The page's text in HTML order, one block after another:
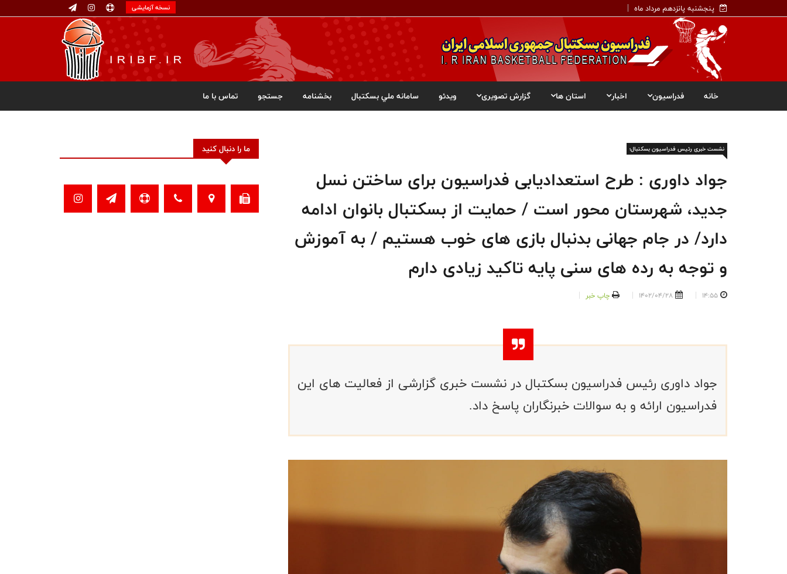
پنجشنبه پانزدهم مرداد ماه نسخه آزمایشی
خانه فدراسیون اخبار استان ها گزارش تصویری ویدئو سامانه ملي بسکتبال بخشنامه جستجو تماس با ما
نشست خبری رئیس فدراسیون بسکتبال؛
جواد داوری : طرح استعدادیابی فدراسیون برای ساختن نسل
جدید، شهرستان محور است / حمایت از بسکتبال بانوان ادامه
دارد/ در جام جهانی بدنبال بازی های خوب هستیم / به آموزش
و توجه به رده های سنی پایه تاکید زیادی دارم
14:55
1402/04/28 چاپ خبر
جواد داوری رئیس فدراسیون بسکتبال در نشست خبری گزارشی از فعالیت های این
فدراسیون ارائه و به سوالات خبرنگاران پاسخ داد.
ما را دنبال کنید